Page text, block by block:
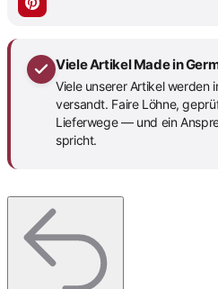
Viele Artikel Made in
Viele unserer Artikel werden
versandt. Faire Löhne,
Lieferwege — und ein
spricht.